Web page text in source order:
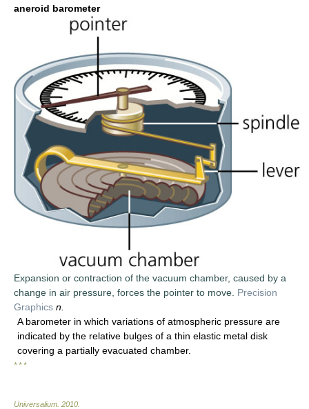
aneroid barometer
Expansion or contraction of the vacuum chamber, caused by a
change in air pressure, forces the pointer to move. Precision
Graphics n.
A barometer in which variations of atmospheric pressure are
indicated by the relative bulges of a thin elastic metal disk
covering a partially evacuated chamber.
* * *
Universalium 2010